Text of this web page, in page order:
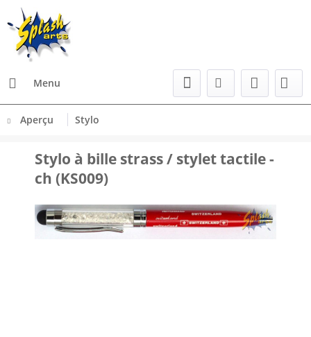
Menu
Aperçu Stylo
Stylo à bille strass / stylet tactile -
ch (KS009)